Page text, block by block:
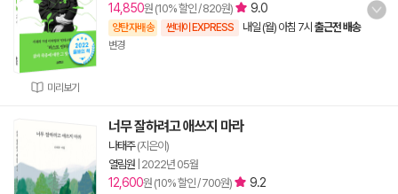
미리보기
14,850원 (10% 할인 / 820원) 9.0
양탄자배송 썬데이 EXPRESS 내일 (월) 아침 7시 출근전 배송
변경
너무 잘하려고 애쓰지 마라
나태주(지은이)
열림원 2022년 05월
12,600원 (10% 할인 / 700원) 9.2